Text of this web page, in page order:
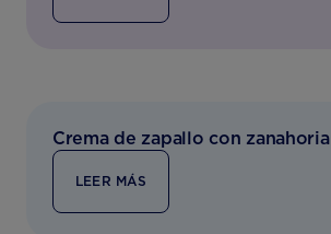
Crema de zapallo con zanahoria
LEER MÁS